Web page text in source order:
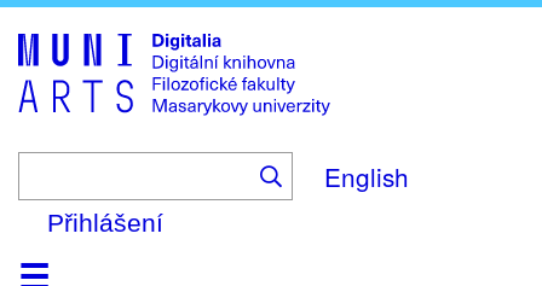
to
main
content
English
Přihlášení